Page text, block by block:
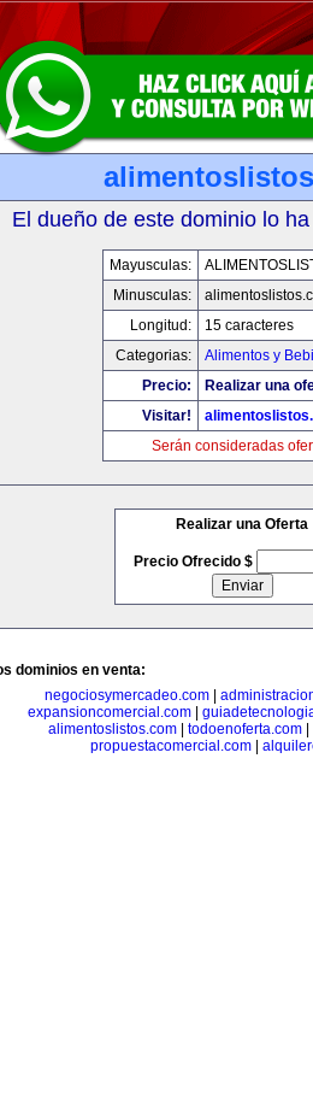
El dueño de este dominio lo
Mayusculas:
Minusculas:
Longitud:
15 caracteres
Categorias:
Alimentos y
Precio:
Realizar una
Visitar!
Serán consideradas
Realizar una Oferta
Precio Ofrecido $
dominios en venta:
negociosymercadeo.com|
expansioncomercial.com|
alimentoslistos.com| todoenoferta.com|
propuestacomercial.com